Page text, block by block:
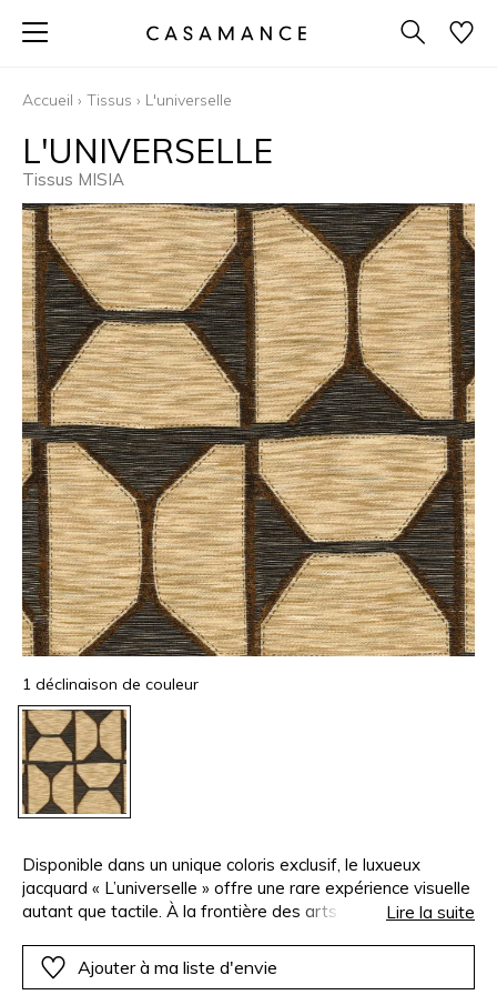
Accueil › Tissus › L'universelle
L'UNIVERSELLE
Tissus MISIA
1 déclinaison de couleur
Disponible dans un unique coloris exclusif, le luxueux
jacquard « L’universelle » offre une rare expérience visuelle
autant que tactile. À la frontière des arts décoratifs et
profondeur. Au premier plan, ses fils bouclés de coton et
de lin emplissent l’espace, épris de rusticité et de matité. À
Lire la suite
Ajouter à ma liste d'envie